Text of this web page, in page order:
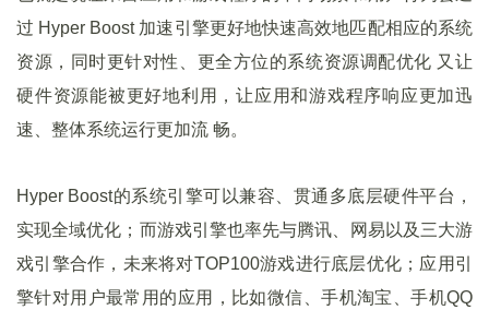
过 Hyper Boost 加速引擎更好地快速高效地匹配相应的系统
资源，同时更针对性、更全方位的系统资源调配优化 又让
硬件资源能被更好地利用，让应用和游戏程序响应更加迅
速、整体系统运行更加流 畅。
Hyper Boost的系统引擎可以兼容、贯通多底层硬件平台，
实现全域优化；而游戏引擎也率先与腾讯、网易以及三大游
戏引擎合作，未来将对TOP100游戏进行底层优化；应用引
擎针对用户最常用的应用，比如微信、手机淘宝、手机QQ